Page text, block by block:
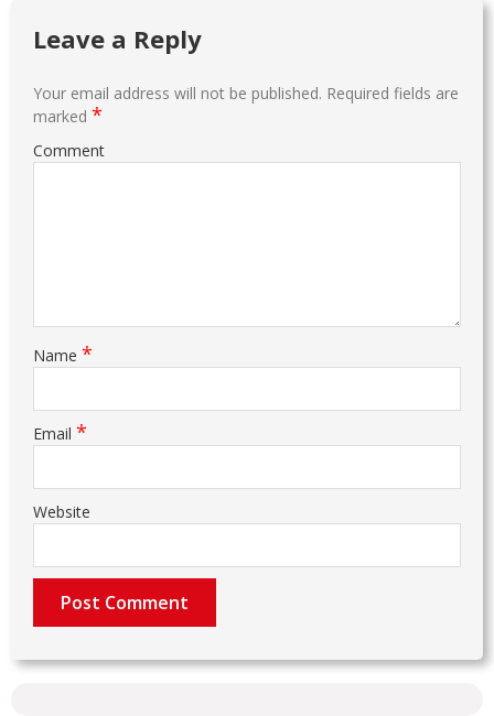
Leave a Reply
Your email address will not be published. Required fields are
marked *
Comment
Name *
Email *
Website